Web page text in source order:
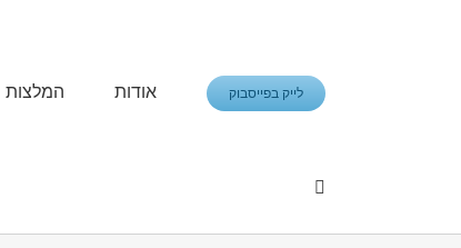
לייק בפייסבוק אודות המלצות